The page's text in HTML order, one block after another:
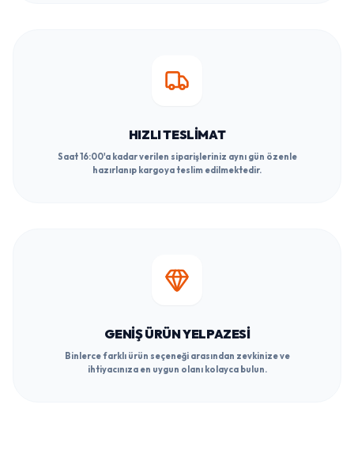
HIZLI TESLIMAT
Saat 16:00'a kadar verilen siparişleriniz aynı gün özenle
hazırlanıp kargoya teslim edilmektedir.
GENIŞ ÜRÜN YELPAZESI
Binlerce farklı ürün seçeneği arasından zevkinize ve
ihtiyacınıza en uygun olanı kolayca bulun.